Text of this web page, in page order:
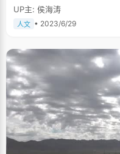
UP主: 侯海涛
人文 • 2023/6/29